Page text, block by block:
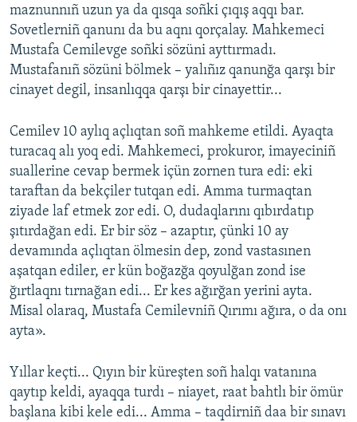
maznunnıñ uzun ya da qısqa soñki çıqış aqqı bar.
Sovetlerniñ qanunı da bu aqnı qorçalay. Mahkemeci
Mustafa Cemilevge soñki sözüni ayttırmadı.
Mustafanıñ sözüni bölmek – yalıñız qanunğa qarşı bir
cinayet degil, insanlıqqa qarşı bir cinayettir...
Cemilev 10 aylıq açlıqtan soñ mahkeme etildi. Ayaqta
turacaq alı yoq edi. Mahkemeci, prokuror, imayeciniñ
suallerine cevap bermek içün zornen tura edi: eki
taraftan da bekçiler tutqan edi. Amma turmaqtan
ziyade laf etmek zor edi. O, dudaqlarını qıbırdatıp
şıtırdağan edi. Er bir söz – azaptır, çünki 10 ay
devamında açlıqtan ölmesin dep, zond vastasınen
aşatqan ediler, er kün boğazğa qoyulğan zond ise
ğırtlaqnı tırnağan edi... Er kes ağırğan yerini ayta.
Misal olaraq, Mustafa Cemilevniñ Qırımı ağıra, o da onı
ayta».
Yıllar keçti... Qıyın bir küreşten soñ halqı vatanına
qaytıp keldi, ayaqqa turdı – niayet, raat bahtlı bir ömür
başlana kibi kele edi... Amma – taqdirniñ daa bir sınavı